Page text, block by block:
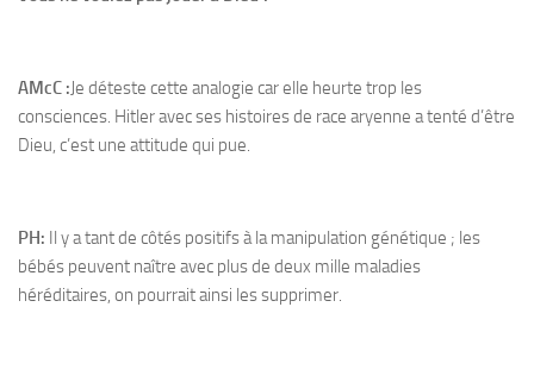
AMcC :Je déteste cette analogie car elle heurte trop les
consciences. Hitler avec ses histoires de race aryenne a tenté d’être
Dieu, c’est une attitude qui pue.
PH: Il y a tant de côtés positifs à la manipulation génétique ; les
bébés peuvent naître avec plus de deux mille maladies
héréditaires, on pourrait ainsi les supprimer.